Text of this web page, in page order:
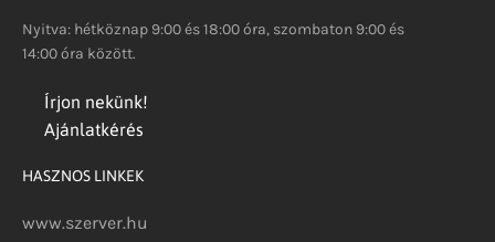
Nyitva: hétköznap 9:00 és 18:00 óra, szombaton 9:00 és
14:00 óra között.
Írjon nekünk!
Ajánlatkérés
HASZNOS LINKEK
www.szerver.hu